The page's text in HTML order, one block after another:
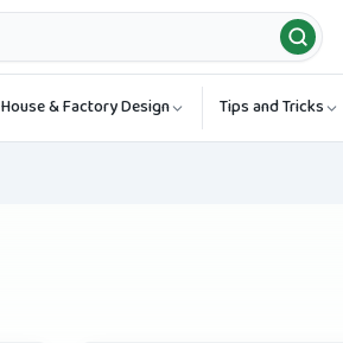
House & Factory Design Tips and Tricks